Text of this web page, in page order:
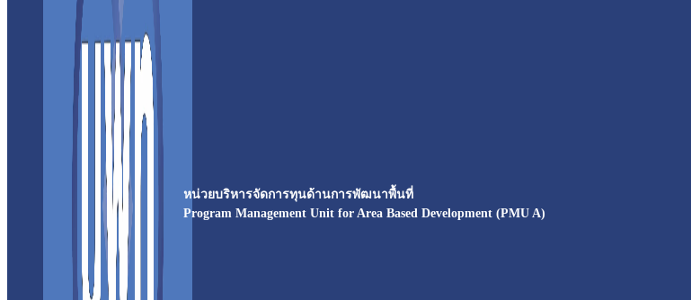
หน่วยบริหารจัดการทุนด้านการพัฒนาพื้นที่
Program Management Unit for Area Based Development (PMU A)